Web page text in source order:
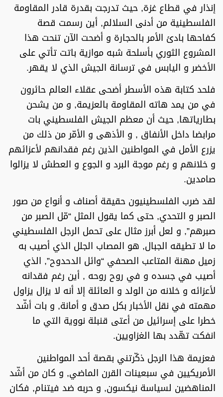
إنذار في قطاع غزة, حيث تدرجت بقدرة قادر المقاومة
الفلسطينية من أدنى السلالم, أين رسمت قصة
كفاحها بادئ الأمر بالحجارة و أضحت الآن تنحت هذا
المشروع الثوري بأسلحة شبه موازية باتت تأتي على
الأخضر و اليابس في ترسانة الجيش الذي لا يقهر.
فلحد كتابة هذه الأسطر أضحى عقلاء العالم حائرون
في من يمد هاته المقاومة بالعزيمة, و من يشحن
بطارياتها, حيث أن معظم الجيش الفلسطيني بات
مرابضا داخل الأنفاق , و الأذهى و الأمّر من ذلك من
يزرع الأمل في المواطنين الذين رغم فقدانهم لأعزائهم
و خلانهم و رغم موجة البرد و الجوع و العطش لا يزالوا
صامدين.
لقد ضرب الفلسطينيون حقيقة أصناف و أنواع من صور
الصبر و التحدي, حتى كما يقول المثل “مّل الصبر من
صبرهم”, و لعل أبرز مثال على تحمل الرجل الفلسطيني
ما لا تطيقه الجبال, هو المصاب الجلل الذي أصيب به
زميل مهنة المتاعب الصحفي “وائل الدحدوح”, الذي
أصيب في جسده و في روح روحه , أين رغم فقدانه
لأعزائه و خلانه من الولد و العائلة إلا أنه لا يزال يزاول
مهمته في نقل الأخبار بكل صدق و أمانة, و بات أشّد
خطرا على إسرائيل من أعتى قنبلة نووية التي ما
انفكت تهّدد بها الغزاويين.
فعزيمة هذا الرجل ذكّرتني بقصة أحد المواطنين
الأمريكيين في سبعينات القرن الماضي, و كان من أشّد
المناهضين لسياسة نيكسون, و حربه ضد فيتنام, فكان